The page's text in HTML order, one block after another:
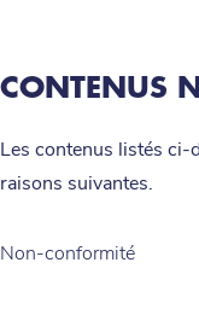
CONTENUS
Les contenus listés ci-
raisons suivantes.
Non-conformité